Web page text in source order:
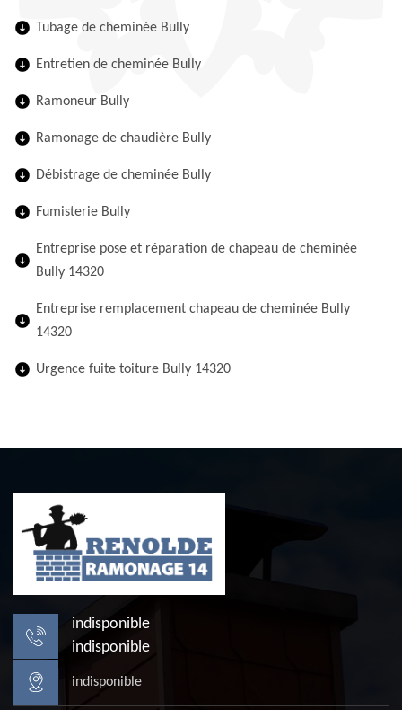
Tubage de cheminée Bully
Entretien de cheminée Bully
Ramoneur Bully
Ramonage de chaudière Bully
Débistrage de cheminée Bully
Fumisterie Bully
Entreprise pose et réparation de chapeau de cheminée
Bully 14320
Entreprise remplacement chapeau de cheminée Bully
14320
Urgence fuite toiture Bully 14320
indisponible
indisponible
indisponible